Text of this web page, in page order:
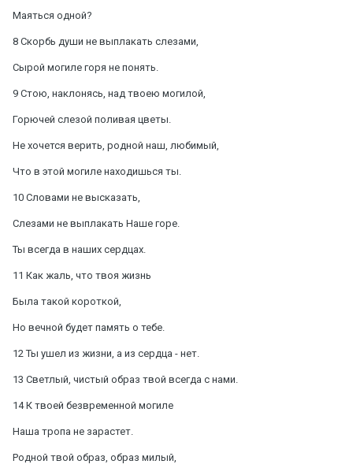
Маяться одной?
8 Скорбь души не выплакать слезами,
Сырой могиле горя не понять.
9 Стою, наклонясь, над твоею могилой,
Горючей слезой поливая цветы.
Не хочется верить, родной наш, любимый,
Что в этой могиле находишься ты.
10 Словами не высказать,
Слезами не выплакать Наше горе.
Ты всегда в наших сердцах.
11 Как жаль, что твоя жизнь
Была такой короткой,
Но вечной будет память о тебе.
12 Ты ушел из жизни, а из сердца - нет.
13 Светлый, чистый образ твой всегда с нами.
14 К твоей безвременной могиле
Наша тропа не зарастет.
Родной твой образ, образ милый,